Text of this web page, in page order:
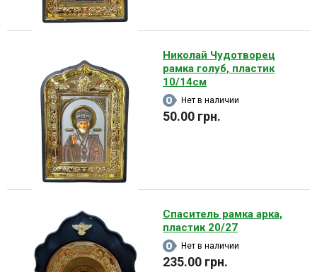
Николай Чудотворец
рамка голуб, пластик
10/14см
Нет в наличии
50.00 грн.
Спаситель рамка арка,
пластик 20/27
Нет в наличии
235.00 грн.